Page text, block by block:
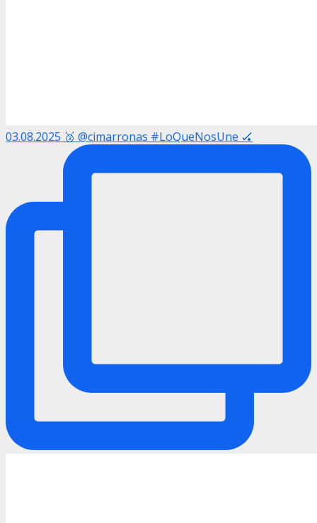
03.08.2025 🥉 @cimarronas #LoQueNosUne 🏑